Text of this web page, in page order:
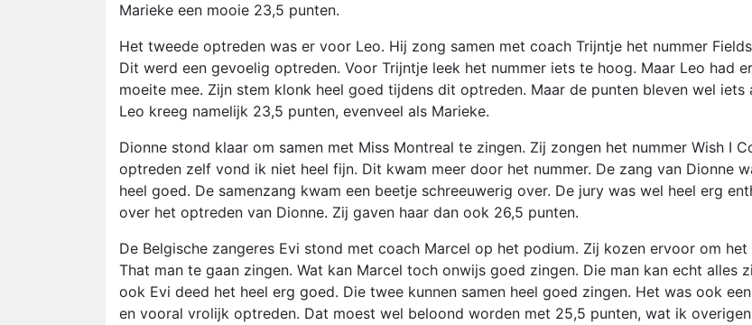
Marieke een mooie 23,5 punten.
Het tweede optreden was er voor Leo. Hij zong samen met coach Trijntje het nummer
Dit werd een gevoelig optreden. Voor Trijntje leek het nummer iets te hoog. Maar Leo had
moeite mee. Zijn stem klonk heel goed tijdens dit optreden. Maar de punten bleven wel iets
Leo kreeg namelijk 23,5 punten, evenveel als Marieke.
Dionne stond klaar om samen met Miss Montreal te zingen. Zij zongen het nummer Wish I
optreden zelf vond ik niet heel fijn. Dit kwam meer door het nummer. De zang van Dionne
heel goed. De samenzang kwam een beetje schreeuwerig over. De jury was wel heel erg
over het optreden van Dionne. Zij gaven haar dan ook 26,5 punten.
De Belgische zangeres Evi stond met coach Marcel op het podium. Zij kozen ervoor om het
That man te gaan zingen. Wat kan Marcel toch onwijs goed zingen. Die man kan echt alles
ook Evi deed het heel erg goed. Die twee kunnen samen heel goed zingen. Het was ook
en vooral vrolijk optreden. Dat moest wel beloond worden met 25,5 punten, wat ik